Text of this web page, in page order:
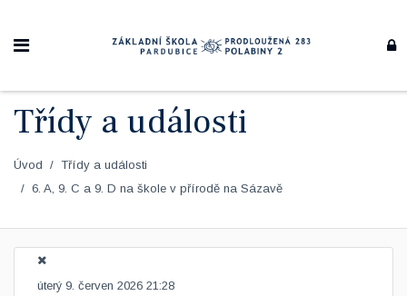
Třídy a události
Úvod
Třídy a události
6. A, 9. C a 9. D na škole v přírodě na Sázavě
úterý 9. červen 2026 21:28